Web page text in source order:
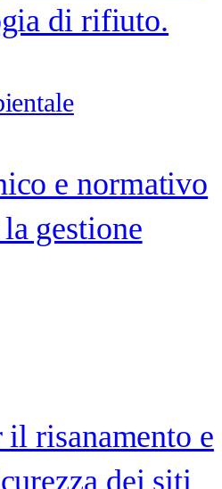
di rifiuto.
e normativo
gestione
risanamento e
dei siti